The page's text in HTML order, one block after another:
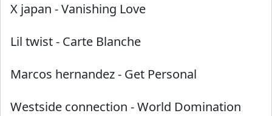
X japan -Vanishing Love
Lil twist- Carte Blanche
Marcos hernandez- Get Personal
Westside connection -World Domination